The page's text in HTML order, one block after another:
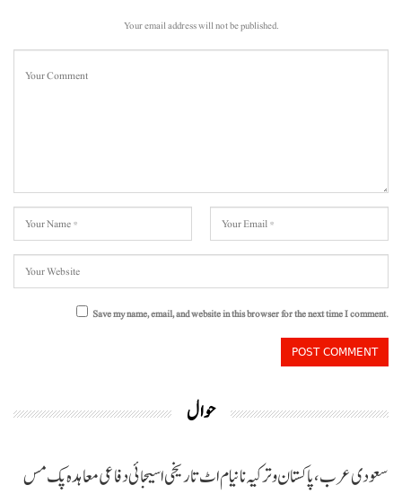
Your email address will not be published.
Save my name, email, and website in this browser for the next time I comment.
حوال
سعودی عرب، پاکستان و ترکیہ نا نیام اٹ تاریخی اسیجائی دفاعی معاہدہ پک مس